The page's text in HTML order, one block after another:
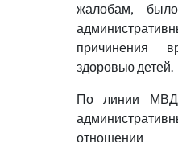
жалобам,
причинения
здоровью детей.
По линии МВД
отношении